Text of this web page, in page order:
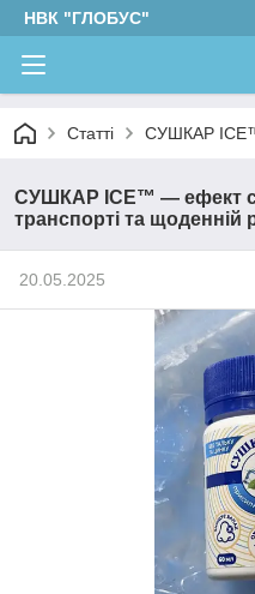
НВК "ГЛОБУС"
Статті СУШКАР ICE™
СУШКАР ICE™ — ефект
транспорті та щоденній
20.05.2025